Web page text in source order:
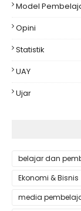
Model
Opini
Statistik
UAY
Ujar
belajar dan
Ekonomi & Bisnis
media